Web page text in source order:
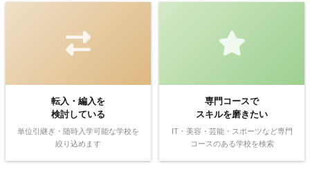
転入・編入を
検討している
単位引継ぎ・随時入学可能な学校を
絞り込めます
専門コースで
スキルを磨きたい
IT・美容・芸能・スポーツなど専門
コースのある学校を検索